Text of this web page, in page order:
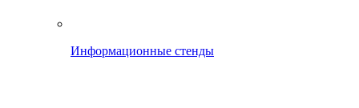
Информационные стенды